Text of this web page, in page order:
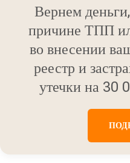
Вернем
причине ТПП
во внесении
реестр и
утечки на 30